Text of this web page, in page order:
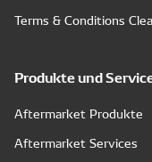
Terms & Conditions
Produkte und
Aftermarket Produkte
Aftermarket Services